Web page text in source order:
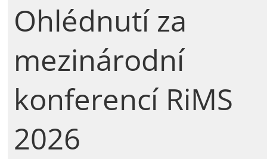
Ohlédnutí za
mezinárodní
konferencí RiMS
2026